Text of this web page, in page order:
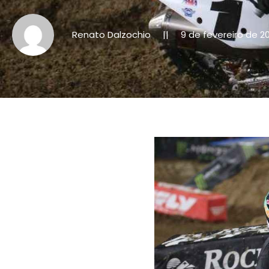
Renato Dalzochio || 9 de fevereiro de